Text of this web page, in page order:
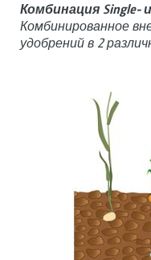
Комбинация Single- и
Комбинированное
удобрений в 2